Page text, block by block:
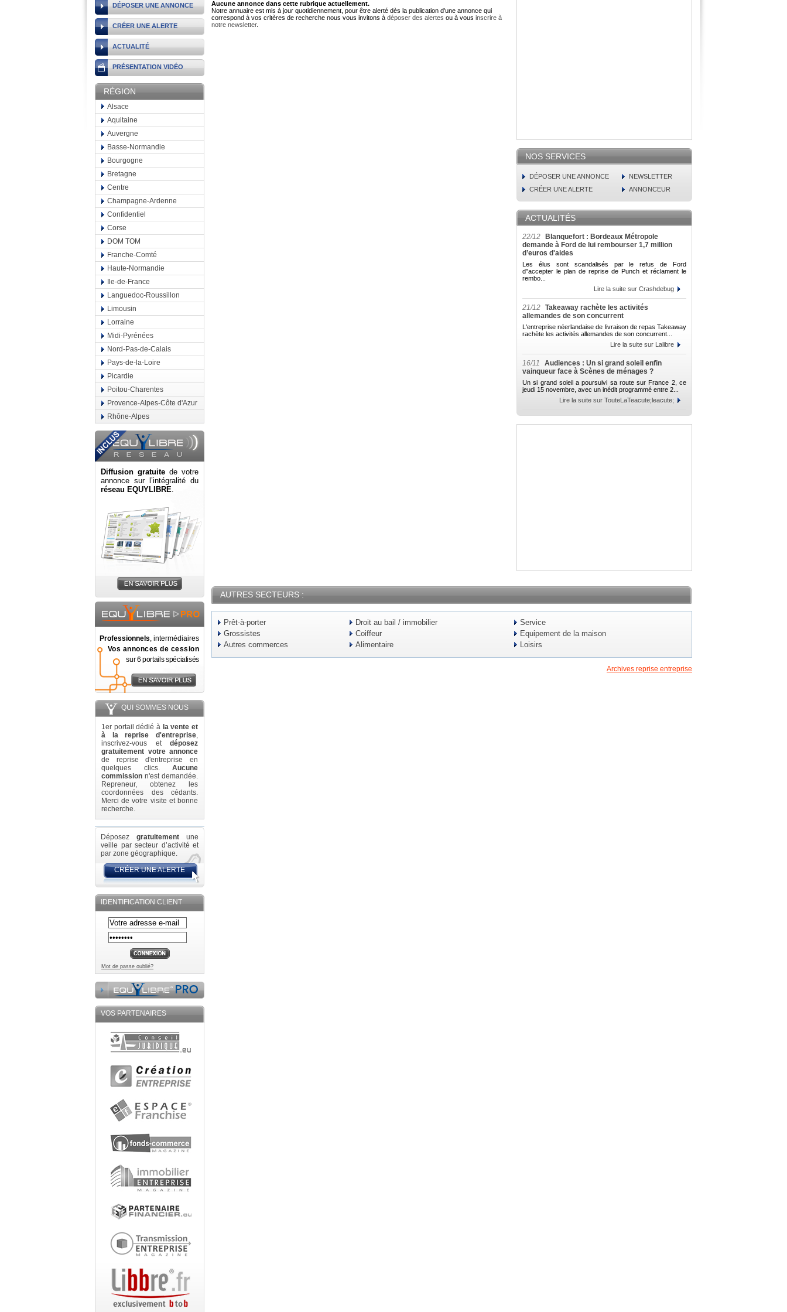
DÉPOSER UNE ANNONCE
CRÉER UNE ALERTE
ACTUALITÉ
PRÉSENTATION VIDÉO
RÉGION
Alsace
Aquitaine
Auvergne
Basse-Normandie
Bourgogne
Bretagne
Centre
Champagne-Ardenne
Confidentiel
Corse
DOM TOM
Franche-Comté
Haute-Normandie
Ile-de-France
Languedoc-Roussillon
Limousin
Lorraine
Midi-Pyrénées
Nord-Pas-de-Calais
Pays-de-la-Loire
Picardie
Poitou-Charentes
Provence-Alpes-Côte d'Azur
Rhône-Alpes
Diffusion gratuite de votre
annonce sur l’intégralité du
réseau EQUYLIBRE.
Professionnels, intermédiaires
Vos annonces de cession
sur 6 portails spécialisés
QUI SOMMES NOUS
1er portail dédié à la vente et
à la reprise d'entreprise,
inscrivez-vous et déposez
gratuitement votre annonce
de reprise d'entreprise en
quelques clics. Aucune
commission n'est demandée.
Repreneur, obtenez les
coordonnées des cédants.
Merci de votre visite et bonne
recherche.
Déposez gratuitement une
veille par secteur d’activité et
par zone géographique.
CRÉER UNE ALERTE
IDENTIFICATION CLIENT
Mot de passe oublié?
VOS PARTENAIRES
Aucune annonce dans cette rubrique actuellement.
Notre annuaire est mis à jour quotidiennement, pour être alerté dès la publication d'une annonce qui
correspond à vos critères de recherche nous vous invitons à déposer des alertes ou à vous inscrire à
notre newsletter.
NOS SERVICES
DÉPOSER UNE ANNONCE
NEWSLETTER
CRÉER UNE ALERTE
ANNONCEUR
ACTUALITÉS
22/12
Blanquefort : Bordeaux Métropole
demande à Ford de lui rembourser 1,7 million
d’euros d'aides
Les élus sont scandalisés par le refus de Ford
d"accepter le plan de reprise de Punch et réclament le
rembo...
Lire la suite sur Crashdebug
21/12 Takeaway rachète les activités
allemandes de son concurrent
L'entreprise néerlandaise de livraison de repas Takeaway
rachète les activités allemandes de son concurrent...
Lire la suite sur Lalibre
16/11
Audiences : Un si grand soleil enfin
vainqueur face à Scènes de ménages ?
Un si grand soleil a poursuivi sa route sur France 2, ce
jeudi 15 novembre, avec un inédit programmé entre 2...
Lire la suite sur TouteLaTeacute;leacute;
AUTRES SECTEURS :
Prêt-à-porter
Grossistes
Autres commerces
Droit au bail / immobilier
Coiffeur
Alimentaire
Service
Equipement de la maison
Loisirs
Archives reprise entreprise